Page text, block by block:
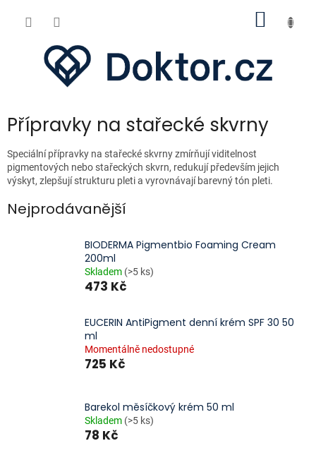
Přípravky na stařecké skvrny
Speciální přípravky na stařecké skvrny zmírňují viditelnost
pigmentových nebo stařeckých skvrn, redukují především jejich
výskyt, zlepšují strukturu pleti a vyrovnávají barevný tón pleti.
Nejprodávanější
BIODERMA Pigmentbio Foaming Cream
200ml
Skladem (>5 ks)
473 Kč
EUCERIN AntiPigment denní krém SPF 30 50
ml
Momentálně nedostupné
725 Kč
Barekol měsíčkový krém 50 ml
Skladem (>5 ks)
78 Kč